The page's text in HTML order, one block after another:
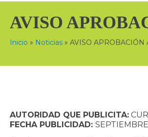
AVISO
Inicio » Noticias » AVISO APROBACIÓN
AUTORIDAD QUE PUBLICITA:
FECHA PUBLICIDAD: